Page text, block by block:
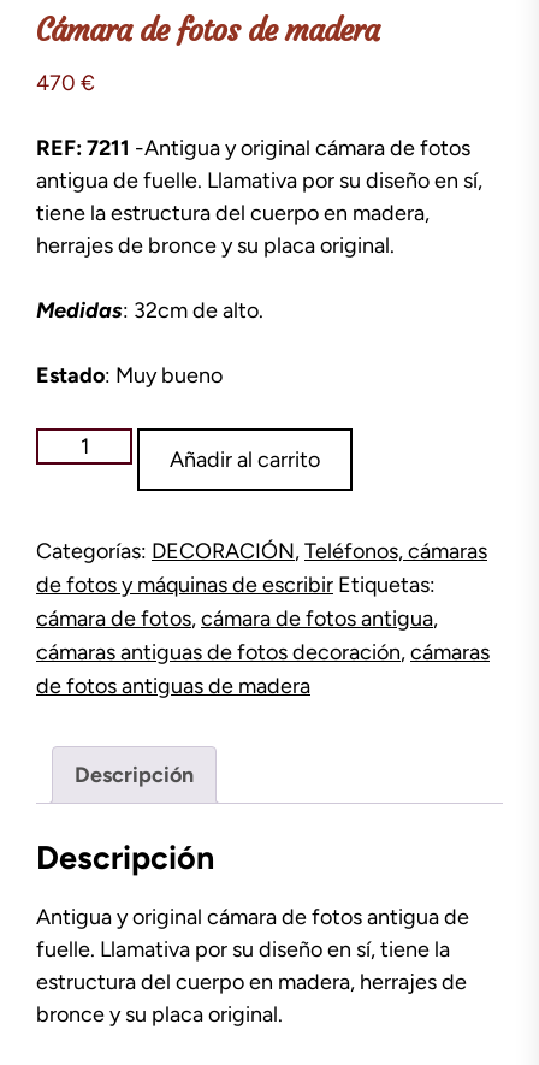
Cámara de fotos de madera
470 €
REF: 7211 -Antigua y original cámara de fotos
antigua de fuelle. Llamativa por su diseño en sí,
tiene la estructura del cuerpo en madera,
herrajes de bronce y su placa original.
Medidas: 32cm de alto.
Estado: Muy bueno
Cámara
de
madera
cantidad
Añadir al carrito
Categorías: DECORACIÓN,Teléfonos, cámaras
de fotos y máquinas de escribir Etiquetas:
cámara de fotos,cámara de fotos antigua,
cámaras antiguas de fotos decoración,cámaras
de fotos antiguas de madera
Descripción
Descripción
Antigua y original cámara de fotos antigua de
fuelle. Llamativa por su diseño en sí, tiene la
estructura del cuerpo en madera, herrajes de
bronce y su placa original.